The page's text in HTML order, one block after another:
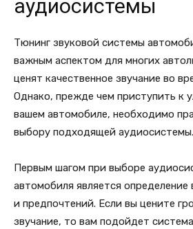
аудиосистемы
Тюнинг звуковой системы
важным аспектом для многих
ценят качественное звучание во
Однако, прежде чем приступить к
вашем автомобиле, необходимо
выбору подходящей аудиосистемы.
Первым шагом при выборе
автомобиля является
и предпочтений. Если вы цените
звучание, то вам подойдет